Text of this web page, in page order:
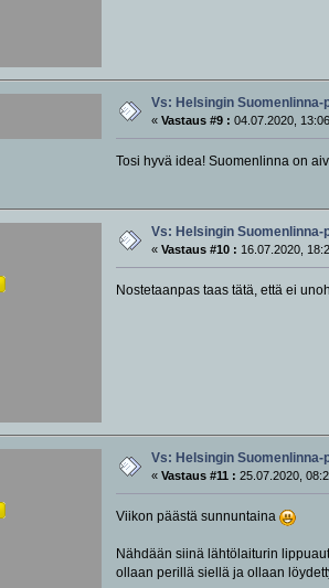
Vs: Helsingin Suomenlinna-
«Vastaus #9 : 04.07.2020,
Tosi hyvä idea! Suomenlinna on
Vs: Helsingin Suomenlinna-
«Vastaus #10 : 16.07.2020,
Nostetaanpas taas tätä, että ei
Vs: Helsingin Suomenlinna-
«Vastaus #11 : 25.07.2020,
Viikon päästä sunnuntaina
Nähdään siinä lähtölaiturin
ollaan perillä siellä ja ollaan